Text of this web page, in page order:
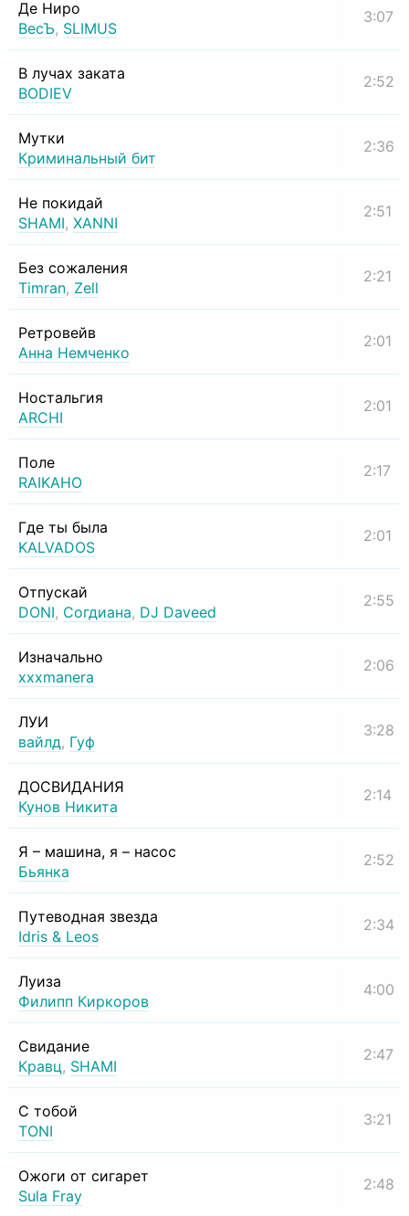
Де Ниро
ВесЪ, SLIMUS
3:07
В лучах заката
BODIEV
2:52
Мутки
Криминальный бит
2:36
Не покидай
SHAMI, XANNI
2:51
Без сожаления
Timran, Zell
2:21
Ретровейв
Анна Немченко
2:01
Ностальгия
ARCHI
2:01
Поле
RAIKAHO
2:17
Где ты была
KALVADOS
2:01
Отпускай
DONI, Согдиана, DJ Daveed
2:55
Изначально
xxxmanera
2:06
ЛУИ
вайлд, Гуф
3:28
ДОСВИДАНИЯ
Кунов Никита
2:14
Я – машина, я – насос
Бьянка
2:52
Путеводная звезда
Idris & Leos
2:34
Луиза
Филипп Киркоров
4:00
Свидание
Кравц, SHAMI
2:47
С тобой
TONI
3:21
Ожоги от сигарет
Sula Fray
2:48